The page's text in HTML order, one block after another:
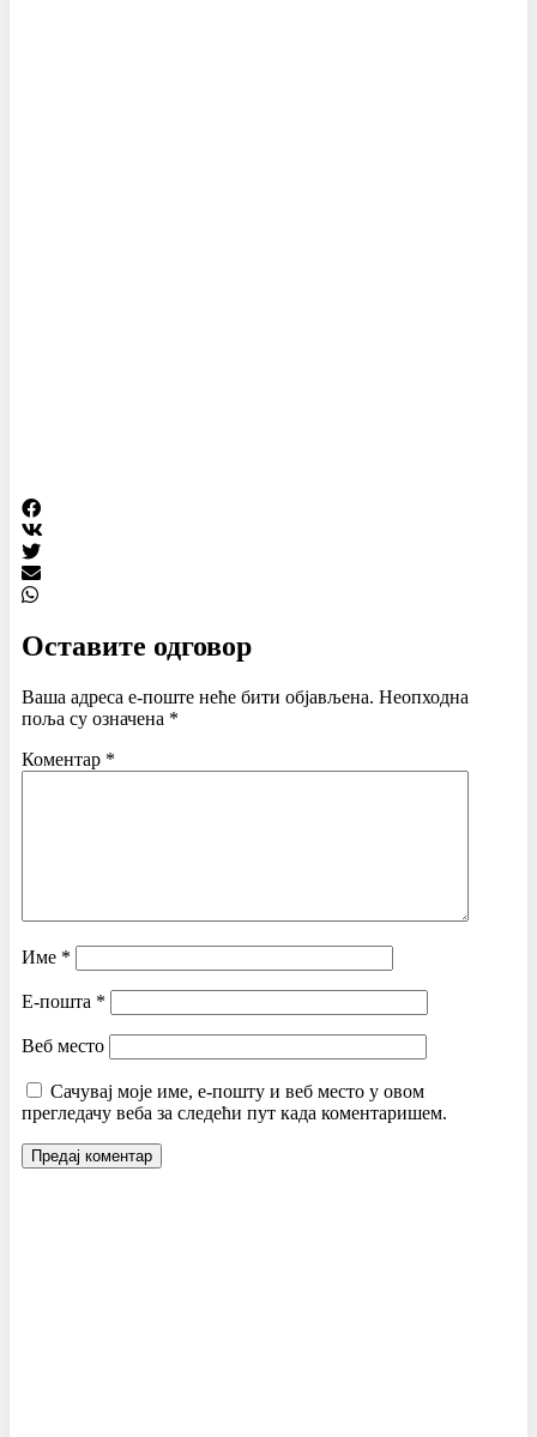
Оставите одговор
Ваша адреса е-поште неће бити објављена. Неопходна
поља су означена *
Коментар *
Име *
Е-пошта *
Веб место
Сачувај моје име, е-пошту и веб место у овом
прегледачу веба за следећи пут када коментаришем.